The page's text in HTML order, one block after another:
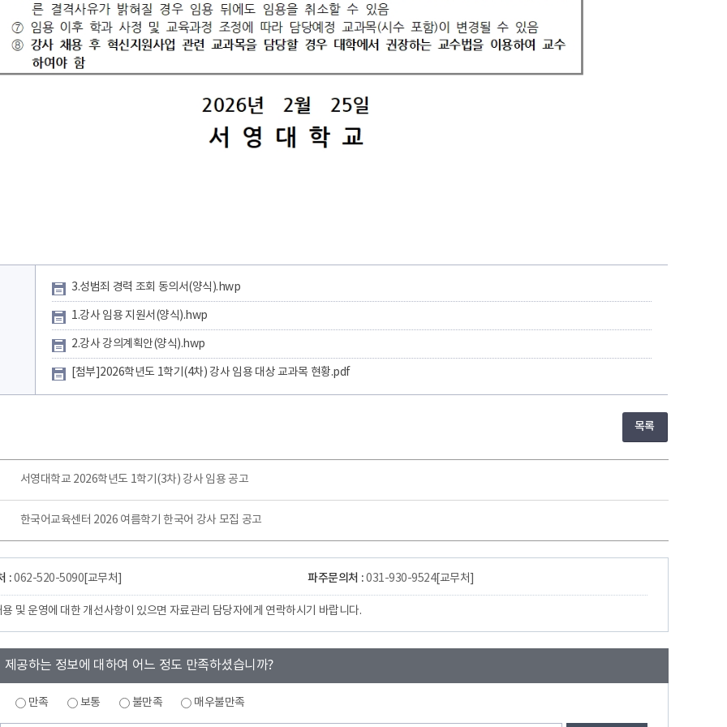
3.성범죄 경력 조회 동의서(양식).hwp
1.강사 임용 지원서(양식).hwp
2.강사 강의계획안(양식).hwp
[첨부]2026학년도 1학기(4차) 강사 임용 대상 교과목 현황.pdf
목록
서영대학교 2026학년도 1학기(3차) 강사 임용 공고
한국어교육센터 2026 여름학기 한국어 강사 모집 공고
:062-520-5090 [교무처] 파주문의처 :031-930-9524[교무처]
및 운영에 대한 개선사항이 있으면 자료관리 담당자에게 연락하시기 바랍니다.
제공하는 정보에 대하여 어느 정도 만족하셨습니까?
만족 보통 불만족 매우불만족